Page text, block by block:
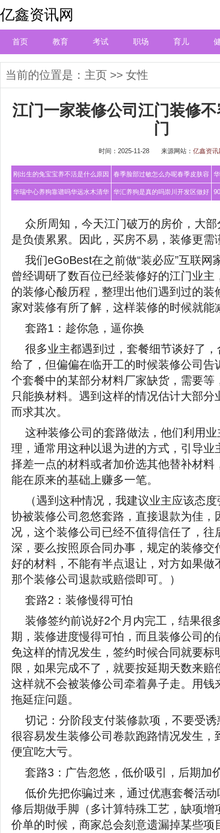
亿鑫资讯网
首页 教育 考试 职场 育儿
当前的位置是： 主页 >> 女性
江门一家装修公司江门装修
门
时间：2025-11-28 来源网站： 亿鑫资讯
刚出生的兔宝宝养不活是什么原因
养兔知识刚
春季脸部过敏怎么办呢春季皮肤容
易过敏的过
华瑞中心养狗靠谱吗华远水木清华 华汇养狗是真的吗崇川开发区做好
众所周知，今天江门破万的房价，大
是负债累累。因此，买房不易，装修更需
我们eGoBest在之前做“装必应”互联网
曾经调研了数百位已经装修好的江门业主
的装修心酸历程，整理出他们遇到过的装
家对装修有所了解，这样装修的时候就能
套路1：趁你急，逼你换
很多业主都遇到过，套餐细节谈好了
给了，但偏偏在临开工的时候装修公司告
个套餐中的某部分材料厂家缺货，需要等
只能换材料。遇到这样的情况估计大部分
而求其次。
这种装修公司的套路做法，他们利用业
理，通常用这种以退为进的方式，引导业
择差一点的材料或者加价选其他替补材料
能在原来的基础上赚多一笔。
（遇到这种情况，我建议业主应该态
协被装修公司忽悠套路，直接退款为佳，
况，这个装修公司已经不值得信任了，往
深，要么按照原合同办事，规定的装修交
好的材料，不能有半点退让，对方如果做
那个装修公司退款或赔偿即可。）
套路2：装修慢得可怕
装修签约前说好2个月内完工，结果很
期，装修进度慢得可怕，而且装修公司的
免这样的情况发生，签约时候合同就要标
限，如果完成不了，就要按延期天数来赔
这样就不会被装修公司牵着鼻子走。用钱
拖延症问题。
切记：分阶段支付装修款项，不要受
很容易发生装修公司卷款跑路情况发生，
便宜吃大亏。
套路3：广告忽悠，低价吸引，后期加
低价先把你骗过来，通过优惠套餐活
修后期做手脚（多计算特殊工艺，缺项增
价单的时候，商家总会刻意遗漏掉某些项